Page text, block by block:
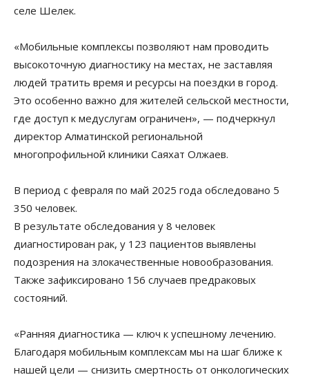
селе Шелек.
«Мобильные комплексы позволяют нам проводить
высокоточную диагностику на местах, не заставляя
людей тратить время и ресурсы на поездки в город.
Это особенно важно для жителей сельской местности,
где доступ к медуслугам ограничен», — подчеркнул
директор Алматинской региональной
многопрофильной клиники Саяхат Олжаев.
В период с февраля по май 2025 года обследовано 5
350 человек.
В результате обследования у 8 человек
диагностирован рак, у 123 пациентов выявлены
подозрения на злокачественные новообразования.
Также зафиксировано 156 случаев предраковых
состояний.
«Ранняя диагностика — ключ к успешному лечению.
Благодаря мобильным комплексам мы на шаг ближе к
нашей цели — снизить смертность от онкологических